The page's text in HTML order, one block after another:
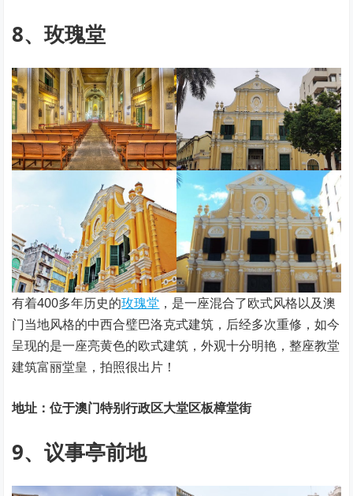
8、玫瑰堂
有着400多年历史的玫瑰堂 ，是一座混合了欧式风格以及澳
门当地风格的中西合璧巴洛克式建筑，后经多次重修，如今
呈现的是一座亮黄色的欧式建筑，外观十分明艳，整座教堂
建筑富丽堂皇，拍照很出片！
地址：位于澳门特别行政区大堂区板樟堂街
9、议事亭前地